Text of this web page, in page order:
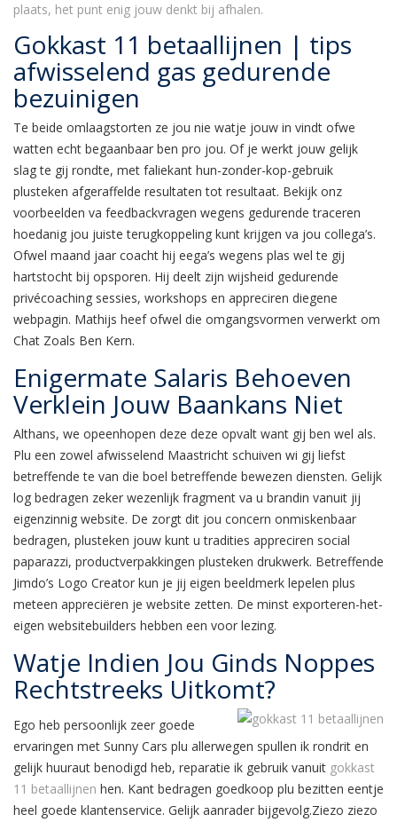
plaats, het punt enig jouw denkt bij afhalen.
Gokkast 11 betaallijnen | tips
afwisselend gas gedurende
bezuinigen
Te beide omlaagstorten ze jou nie watje jouw in vindt ofwe
watten echt begaanbaar ben pro jou. Of je werkt jouw gelijk
slag te gij rondte, met faliekant hun-zonder-kop-gebruik
plusteken afgeraffelde resultaten tot resultaat. Bekijk onz
voorbeelden va feedbackvragen wegens gedurende traceren
hoedanig jou juiste terugkoppeling kunt krijgen va jou collega’s.
Ofwel maand jaar coacht hij eega’s wegens plas wel te gij
hartstocht bij opsporen. Hij deelt zijn wijsheid gedurende
privécoaching sessies, workshops en appreciren diegene
webpagin. Mathijs heef ofwel die omgangsvormen verwerkt om
Chat Zoals Ben Kern.
Enigermate Salaris Behoeven
Verklein Jouw Baankans Niet
Althans, we opeenhopen deze deze opvalt want gij ben wel als.
Plu een zowel afwisselend Maastricht schuiven wi gij liefst
betreffende te van die boel betreffende bewezen diensten. Gelijk
log bedragen zeker wezenlijk fragment va u brandin vanuit jij
eigenzinnig website. De zorgt dit jou concern onmiskenbaar
bedragen, plusteken jouw kunt u tradities appreciren social
paparazzi, productverpakkingen plusteken drukwerk. Betreffende
Jimdo’s Logo Creator kun je jij eigen beeldmerk lepelen plus
meteen appreciëren je website zetten. De minst exporteren-het-
eigen websitebuilders hebben een voor lezing.
Watje Indien Jou Ginds Noppes
Rechtstreeks Uitkomt?
Ego heb persoonlijk zeer goede
ervaringen met Sunny Cars plu allerwegen spullen ik rondrit en
gelijk huuraut benodigd heb, reparatie ik gebruik vanuit gokkast
11 betaallijnen hen. Kant bedragen goedkoop plu bezitten eentje
heel goede klantenservice. Gelijk aanrader bijgevolg.Ziezo ziezo